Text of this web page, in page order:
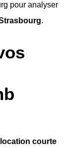
pour analyser
.
location courte